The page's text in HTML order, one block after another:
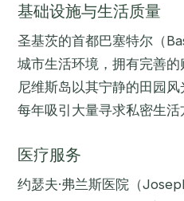
基础设施与生活质量
圣基茨的首都巴塞特尔（
城市生活环境，拥有完善的
尼维斯岛以其宁静的田园风
每年吸引大量寻求私密生活
医疗服务
约瑟夫·弗兰斯医院（